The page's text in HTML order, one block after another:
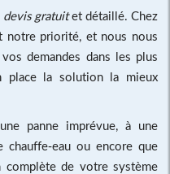
devis gratuitet détaillé. Chez
notre priorité, et nous nous
demandes dans les plus
place la solution la mieux
panne imprévue, à une
chauffe-eau ou encore que
complète de votre système